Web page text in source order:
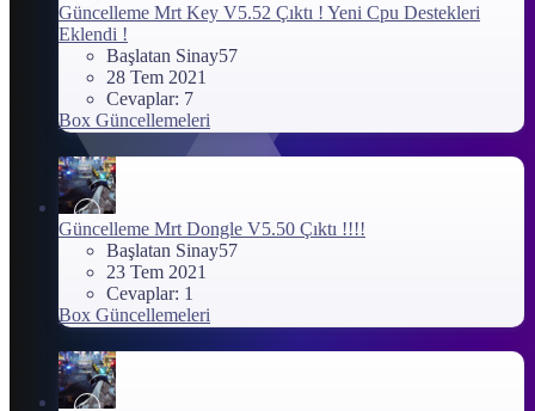
Güncelleme Mrt Key V5.52 Çıktı ! Yeni Cpu Destekleri
Eklendi !
Başlatan Sinay57
28 Tem 2021
Cevaplar: 7
Box Güncellemeleri
Güncelleme Mrt Dongle V5.50 Çıktı !!!!
Başlatan Sinay57
23 Tem 2021
Cevaplar: 1
Box Güncellemeleri